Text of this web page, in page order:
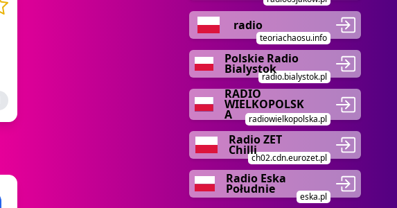
radio
teoriachaosu.info
Polskie Radio
Bialystok
radio.bialystok.pl
RADIO
WIELKOPOLSK
A radiowielkopolska.pl
Radio ZET
Chilli
ch02.cdn.eurozet.pl
Radio Eska
Południe
eska.pl